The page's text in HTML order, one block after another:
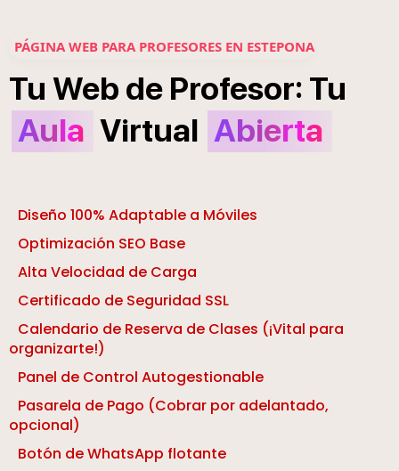
PÁGINA WEB PARA PROFESORES EN ESTEPONA
Tu Web de Profesor: Tu
Aula Virtual Abierta
Diseño 100% Adaptable a Móviles
Optimización SEO Base
Alta Velocidad de Carga
Certificado de Seguridad SSL
Calendario de Reserva de Clases (¡Vital para
organizarte!)
Panel de Control Autogestionable
Pasarela de Pago (Cobrar por adelantado,
opcional)
Botón de WhatsApp flotante